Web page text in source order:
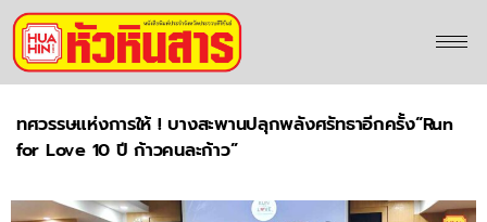
ทศวรรษแห่งการให้ ! บางสะพานปลุกพลังศรัทธาอีกครั้ง“Run
for Love 10 ปี ก้าวคนละก้าว”